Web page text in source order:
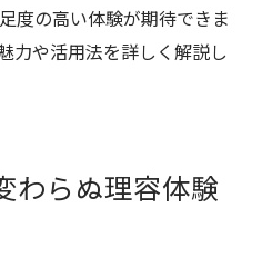
度の高い体験が期待できま
力や活用法を詳しく解説し
わらぬ理容体験